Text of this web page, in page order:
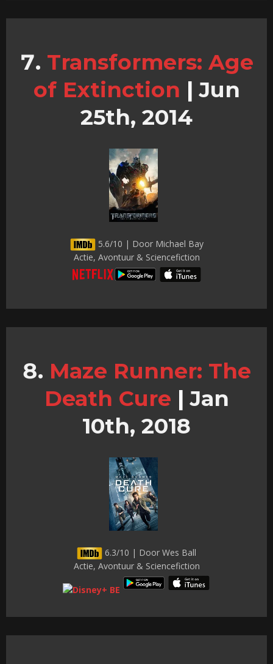
Transformers: Age
of Extinction | Jun
25th, 2014
5.6/10 | Door Michael Bay
Actie, Avontuur & Sciencefiction
Maze Runner: The
Death Cure | Jan
10th, 2018
6.3/10 | Door Wes Ball
Actie, Avontuur & Sciencefiction